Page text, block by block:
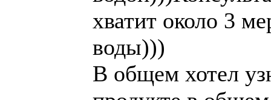
хватит около 3
воды)))
В общем хотел